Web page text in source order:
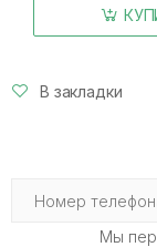
В закладки
Мы